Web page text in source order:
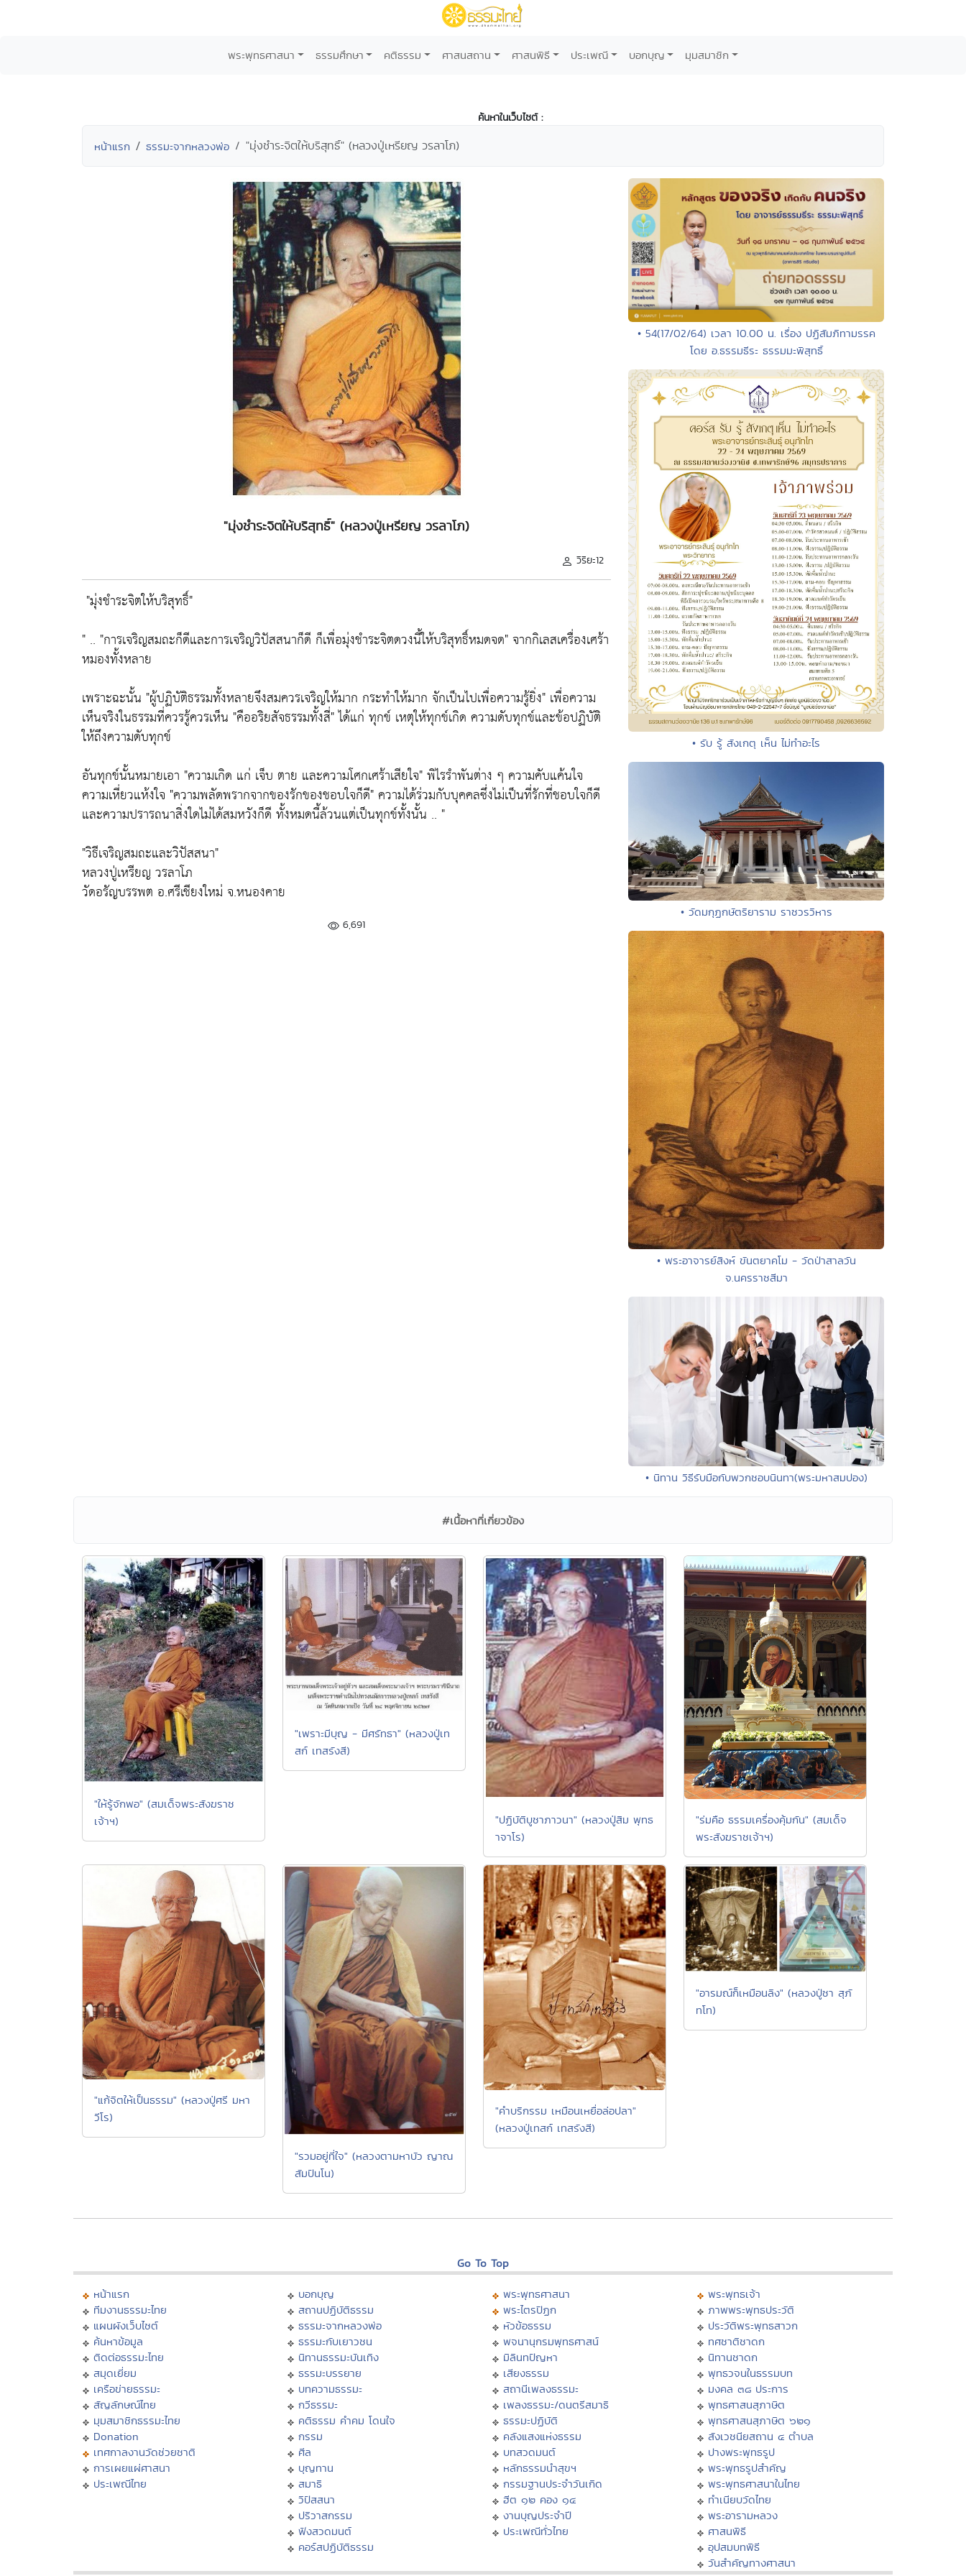
พระพุทธศาสนา ธรรมศึกษา คติธรรม ศาสนสถาน ศาสนพิธี ประเพณี บอกบุญ มุมสมาชิก
ค้นหาในเว็บไซต์ :
หน้าแรก ธรรมะจากหลวงพ่อ "มุ่งชำระจิตให้บริสุทธิ์" (หลวงปู่เหรียญ วรลาโภ)
"มุ่งชำระจิตให้บริสุทธิ์" (หลวงปู่เหรียญ วรลาโภ)
วิริยะ12
"มุ่งชำระจิตให้บริสุทธิ์"
" .. "การเจริญสมถะก็ดีและการเจริญวิปัสสนาก็ดี ก็เพื่อมุ่งชำระจิตดวงนี้ให้บริสุทธิ์หมดจด"จากกิเลสเครื่องเศร้า
หมองทั้งหลาย
เพราะฉะนั้น "ผู้ปฏิบัติธรรมทั้งหลายจึงสมควรเจริญให้มาก กระทำให้มาก จักเป็นไปเพื่อความรู้ยิ่ง" เพื่อความ
เห็นจริงในธรรมที่ควรรู้ควรเห็น "คืออริยสัจธรรมทั้งสี่"ได้แก่ ทุกข์ เหตุให้ทุกข์เกิด ความดับทุกข์และข้อปฏิบัติ
ให้ถึงความดับทุกข์
อันทุกข์นั้นหมายเอา "ความเกิด แก่ เจ็บ ตาย และความโศกเศร้าเสียใจ"พิไรรำพันต่าง ๆ ความคับแค้นใจ
ความเหี่ยวแห้งใจ "ความพลัดพรากจากของรักของชอบใจก็ดี"ความได้ร่วมกับบุคคลซึ่งไม่เป็นที่รักที่ชอบใจก็ดี
และความปรารถนาสิ่งใดไม่ได้สมหวังก็ดี ทั้งหมดนี้ล้วนแต่เป็นทุกข์ทั้งนั้น .. "
"วิธีเจริญสมถะและวิปัสสนา"
หลวงปู่เหรียญ วรลาโภ
วัดอรัญบรรพต อ.ศรีเชียงใหม่ จ.หนองคาย
6,691
• 54(17/02/64) เวลา 10.00 น. เรื่อง ปฏิสัมภิทามรรค
โดย อ.ธรรมธีระ ธรรมมะพิสุทธิ์
• รับ รู้ สังเกตุ เห็น ไม่ทำอะไร
• วัดมกุฏกษัตริยาราม ราชวรวิหาร
• พระอาจารย์สิงห์ ขันตยาคโม - วัดป่าสาลวัน
จ.นครราชสีมา
• นิทาน วิธีรับมือกับพวกชอบนินทา(พระมหาสมปอง)
#เนื้อหาที่เกี่ยวข้อง
"ให้รู้จักพอ" (สมเด็จพระสังฆราช
เจ้าฯ)
"เพราะมีบุญ - มีศรัทธา" (หลวงปู่เท
สก์ เทสรังสี)
"ปฏิบัติบูชาภาวนา" (หลวงปู่สิม พุทธ
าจาโร)
"ร่มคือ ธรรมเครื่องคุ้มกัน" (สมเด็จ
พระสังฆราชเจ้าฯ)
"แก้จิตให้เป็นธรรม" (หลวงปู่ศรี มหา
วีโร)
"รวมอยู่ที่ใจ" (หลวงตามหาบัว ญาณ
สัมปันโน)
"คำบริกรรม เหมือนเหยื่อล่อปลา"
(หลวงปู่เทสก์ เทสรังสี)
"อารมณ์ก็เหมือนลิง" (หลวงปู่ชา สุภั
ทโท)
Go To Top
หน้าแรก
ทีมงานธรรมะไทย
แผนผังเว็บไซต์
ค้นหาข้อมูล
ติดต่อธรรมะไทย
สมุดเยี่ยม
เครือข่ายธรรมะ
สัญลักษณ์ไทย
มุมสมาชิกธรรมะไทย
Donation
เทศกาลงานวัดช่วยชาติ
การเผยแผ่ศาสนา
ประเพณีไทย
บอกบุญ
สถานปฏิบัติธรรม
ธรรมะจากหลวงพ่อ
ธรรมะกับเยาวชน
นิทานธรรมะบันเทิง
ธรรมะบรรยาย
บทความธรรมะ
กวีธรรมะ
คติธรรม คำคม โดนใจ
กรรม
ศีล
บุญทาน
สมาธิ
วิปัสสนา
ปริวาสกรรม
ฟังสวดมนต์
คอร์สปฏิบัติธรรม
พระพุทธศาสนา
พระไตรปิฏก
หัวข้อธรรม
พจนานุกรมพุทธศาสน์
มิลินทปัญหา
เสียงธรรม
สถานีเพลงธรรมะ
เพลงธรรมะ/ดนตรีสมาธิ
ธรรมะปฏิบัติ
คลังแสงแห่งธรรม
บทสวดมนต์
หลักธรรมนำสุขฯ
กรรมฐานประจำวันเกิด
ฮีต ๑๒ คอง ๑๔
งานบุญประจำปี
ประเพณีทั่วไทย
พระพุทธเจ้า
ภาพพระพุทธประวัติ
ประวัติพระพุทธสาวก
ทศชาติชาดก
นิทานชาดก
พุทธวจนในธรรมบท
มงคล ๓๘ ประการ
พุทธศาสนสุภาษิต
พุทธศาสนสุภาษิต ๖๒๑
สังเวชนียสถาน ๔ ตำบล
ปางพระพุทธรูป
พระพุทธรูปสำคัญ
พระพุทธศาสนาในไทย
ทำเนียบวัดไทย
พระอารามหลวง
ศาสนพิธี
อุปสมบทพิธี
วันสำคัญทางศาสนา